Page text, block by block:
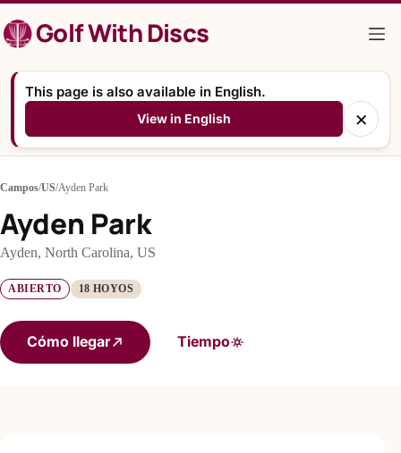
al
contenidoGolf With Discs
This page is also available in English.
View in English ×
Campos/US/Ayden Park
Ayden Park
Ayden, North Carolina, US
ABIERTO 18 HOYOS
Cómo llegar Tiempo